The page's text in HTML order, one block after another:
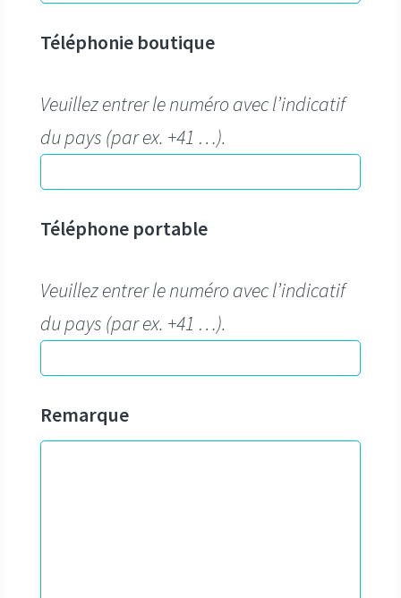
Téléphonie boutique
Veuillez entrer le numéro avec l’indicatif
du pays (par ex. +41 …).
Téléphone portable
Veuillez entrer le numéro avec l’indicatif
du pays (par ex. +41 …).
Remarque